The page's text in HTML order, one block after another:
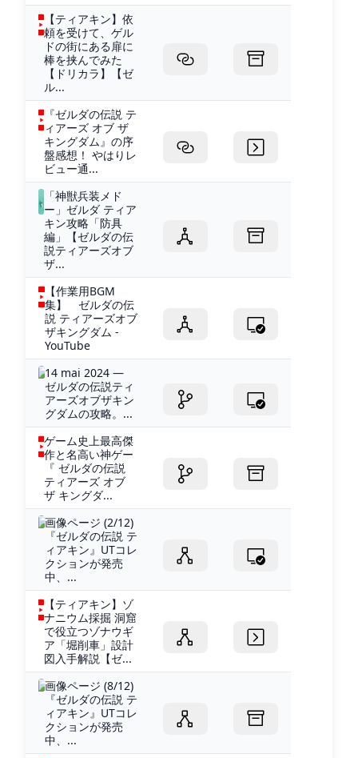
【ティアキン】依
頼を受けて、ゲル
ドの街にある扉に
棒を挟んでみた
【ドリカラ】【ゼ
ル...
『ゼルダの伝説 テ
ィアーズ オブ ザ
キングダム』の序
盤感想！ やはりレ
ビュー通...
「神獣兵装メド
ー」ゼルダ ティア
キン攻略「防具
編」【ゼルダの伝
説ティアーズオブ
ザ...
【作業用BGM
集】 ゼルダの伝
説 ティアーズオブ
ザキングダム -
YouTube
14 mai 2024 —
ゼルダの伝説ティ
アーズオブザキン
グダムの攻略。...
ゲーム史上最高傑
作と名高い神ゲー
『 ゼルダの伝説
ティアーズ オブ
ザ キングダ...
画像ページ (2/12)
『ゼルダの伝説 テ
ィアキン』UTコレ
クションが発売
中、...
【ティアキン】ゾ
ナニウム採掘 洞窟
で役立つゾナウギ
ア「堀削車」設計
図入手解説【ゼ...
画像ページ (8/12)
『ゼルダの伝説 テ
ィアキン』UTコレ
クションが発売
中、...